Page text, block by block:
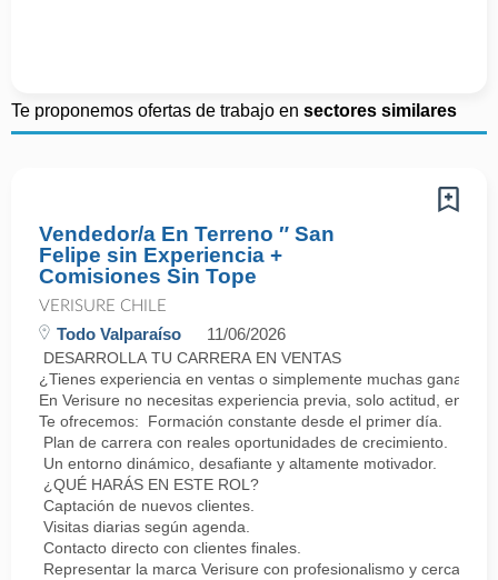
Te proponemos ofertas de trabajo en sectores similares
Vendedor/a En Terreno ″ San
Felipe sin Experiencia +
Comisiones Sin Tope
VERISURE CHILE
Todo Valparaíso 11/06/2026
DESARROLLA TU CARRERA EN VENTAS
¿Tienes experiencia en ventas o simplemente muchas ganas
En Verisure no necesitas experiencia previa, solo actitud,
Te ofrecemos: Formación constante desde el primer día.
Plan de carrera con reales oportunidades de crecimiento.
Un entorno dinámico, desafiante y altamente motivador.
¿QUÉ HARÁS EN ESTE ROL?
Captación de nuevos clientes.
Visitas diarias según agenda.
Contacto directo con clientes finales.
Representar la marca Verisure con profesionalismo y cercanía.